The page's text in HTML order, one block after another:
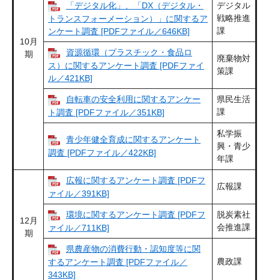
10月
期
「デジタル化」、「DX（デジタル・
トランスフォーメーション）」に関するア
ンケート調査 [PDFファイル／646KB]
デジタル
戦略推進
課
資源循環（プラスチック・食品ロ
ス）に関するアンケート調査 [PDFファイ
ル／421KB]
廃棄物対
策課
自転車の安全利用に関するアンケー
ト調査 [PDFファイル／351KB]
県民生活
課
青少年健全育成に関するアンケート
調査 [PDFファイル／422KB]
私学振
興・青少
年課
12月
期
広報に関するアンケート調査 [PDFフ
ァイル／391KB]
広報課
環境に関するアンケート調査 [PDFフ
ァイル／711KB]
脱炭素社
会推進課
県農産物の消費行動・認知度等に関
するアンケート調査 [PDFファイル／
343KB]
農政課